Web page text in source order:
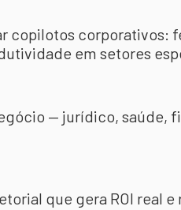
copilotos corporativos:
em setores
— jurídico, saúde,
que gera ROI real